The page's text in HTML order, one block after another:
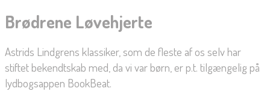
Brødrene Løvehjerte
Astrids Lindgrens klassiker, som de fleste af os selv har
stiftet bekendtskab med, da vi var børn, er p.t. tilgængelig på
lydbogsappen BookBeat.